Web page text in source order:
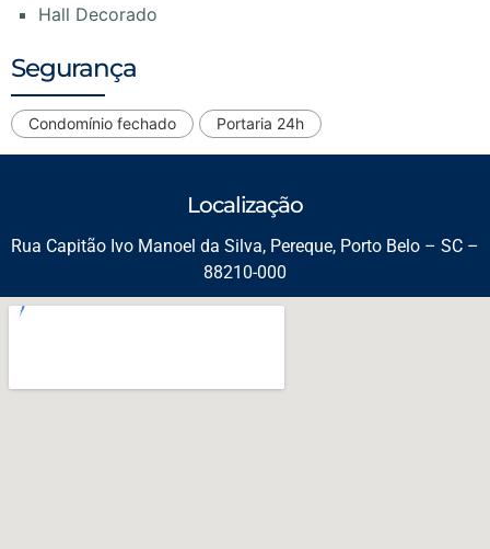
Hall Decorado
Segurança
Condomínio fechado Portaria 24h
Localização
Rua Capitão Ivo Manoel da Silva, Pereque, Porto Belo – SC –
88210-000